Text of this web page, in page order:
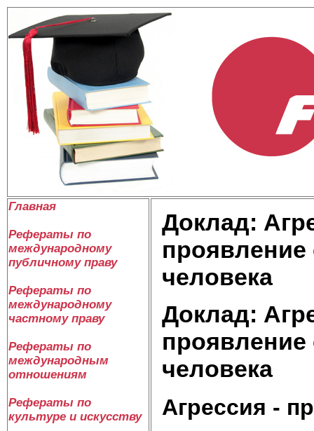
Главная
Рефераты по
международному
публичному праву
Рефераты по
международному
частному праву
Рефераты по
международным
отношениям
Рефераты по
культуре и искусству
Доклад:
проявление
человека
Доклад:
проявление
человека
Агрессия -